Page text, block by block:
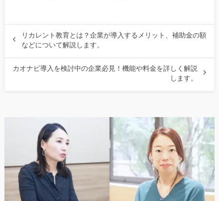
リカレント教育とは？企業が導入するメリット、補助金の額
などについて解説します。
カオナビ導入を検討中の企業必見！機能や料金を詳しく解説
します。